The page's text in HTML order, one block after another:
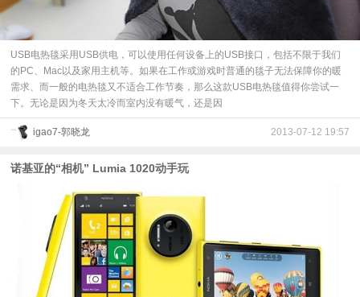
USB电热毯采用USB供电，可以使用任何设备上的USB接口，包括不限于我们
的PC、Mac以及家用主机等。如果在工作或游戏时普通的毯子无法保障你的暖
需求、而一般的电热毯又不适合工作节奏，那么这款USB电热毯值得你尝试一
下。无论是因为冬天太冷而室内没有暖气，还是因
igao7-郭晓龙 2013-07-12 19:57
诺基亚的“相机” Lumia 1020动手玩